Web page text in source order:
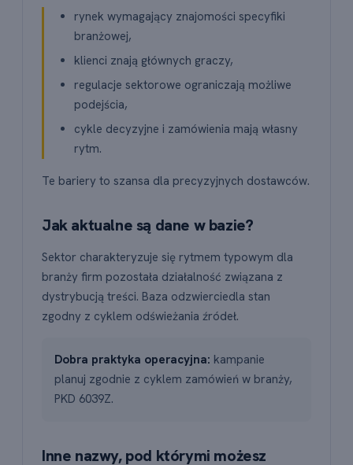
rynek wymagający znajomości specyfiki
branżowej,
klienci znają głównych graczy,
regulacje sektorowe ograniczają możliwe
podejścia,
cykle decyzyjne i zamówienia mają własny
rytm.
Te bariery to szansa dla precyzyjnych dostawców.
Jak aktualne są dane w bazie?
Sektor charakteryzuje się rytmem typowym dla
branży firm pozostała działalność związana z
dystrybucją treści. Baza odzwierciedla stan
zgodny z cyklem odświeżania źródeł.
Dobra praktyka operacyjna: kampanie
planuj zgodnie z cyklem zamówień w branży,
PKD 6039Z.
Inne nazwy, pod którymi możesz